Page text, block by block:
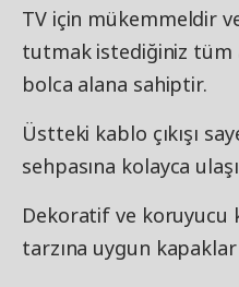
TV için mükemmeldir
tutmak istediğiniz tüm
bolca alana sahiptir.
Üstteki kablo çıkışı
sehpasına kolayca
Dekoratif ve koruyucu
tarzına uygun